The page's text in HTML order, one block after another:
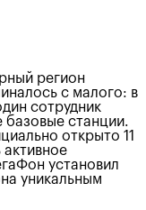
регион
с малого: в
сотрудник
станции.
открыто 11
активное
установил
уникальным